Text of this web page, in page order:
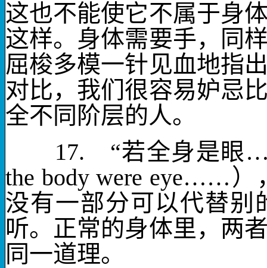
这也不能使它不属于身
这样。身体需要手，同
屈梭多模一针见血地指
对比，我们很容易妒忌
全不同阶层的人。
17. “若全身是眼
the body were eye……）
没有一部分可以代替别
听。正常的身体里，两
同一道理。